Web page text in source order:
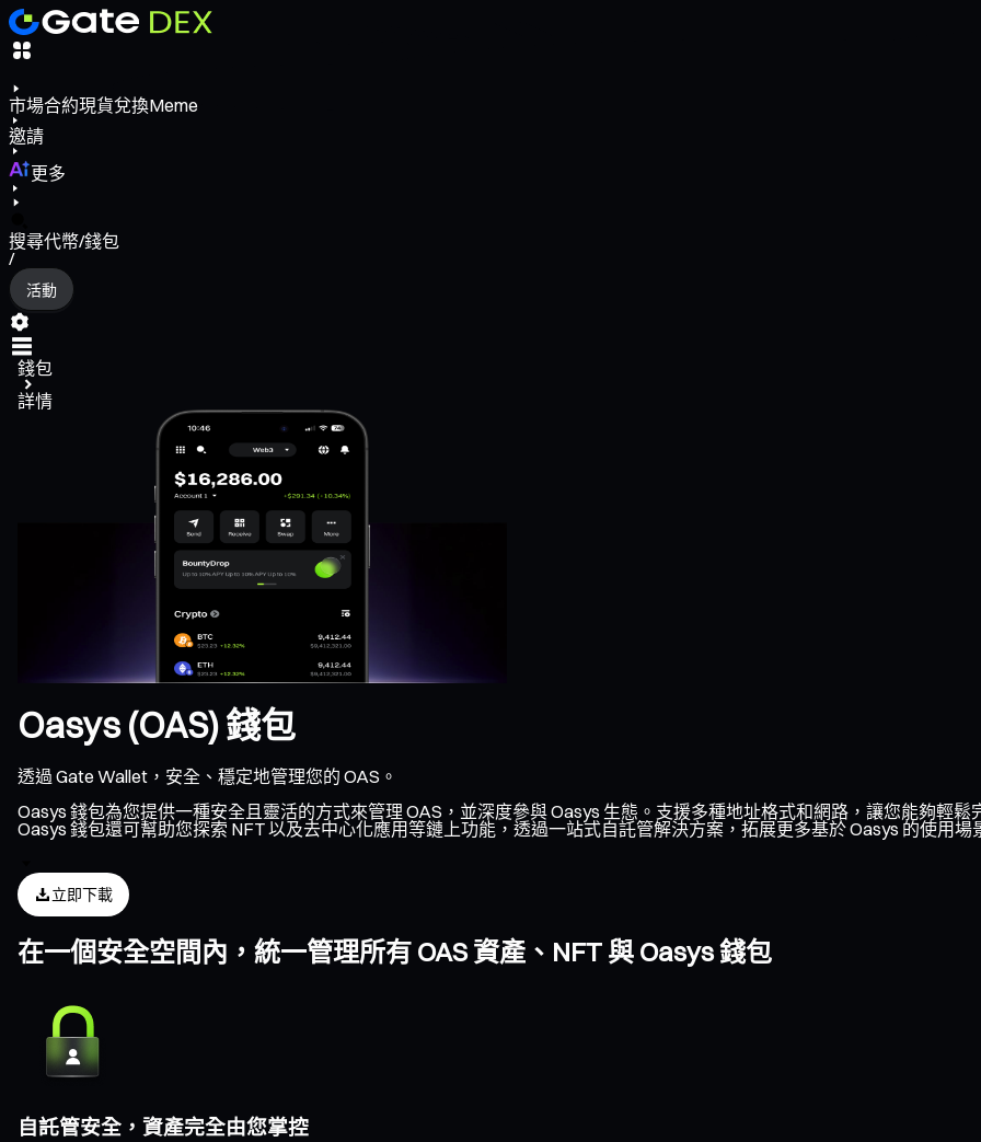
市場合約現貨兌換Meme
邀請
更多
搜尋代幣/錢包
/
活動
錢包
詳情
Oasys (OAS) 錢包
透過 Gate Wallet，安全、穩定地管理您的 OAS。
Oasys 錢包為您提供一種安全且靈活的方式來管理 OAS，並深度參與 Oasys 生態。支援多種地址格式和網路，讓您能夠輕
Oasys 錢包還可幫助您探索 NFT 以及去中心化應用等鏈上功能，透過一站式自託管解決方案，拓展更多基於 Oasys 的使用場
立即下載
在一個安全空間內，統一管理所有 OAS 資產、NFT 與 Oasys 錢包
自託管安全，資產完全由您掌控